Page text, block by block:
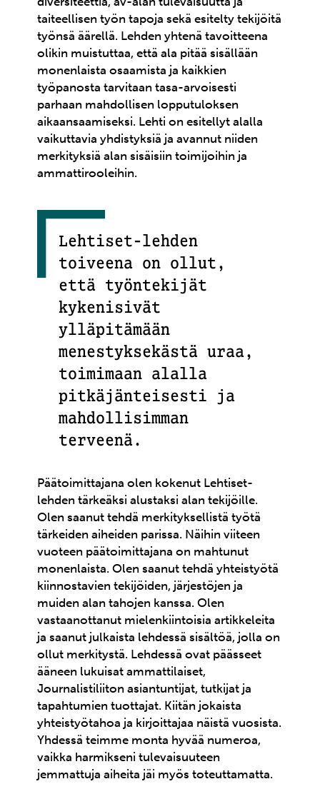
taiteellisen työn tapoja sekä esitelty tekijöitä
työnsä äärellä. Lehden yhtenä tavoitteena
olikin muistuttaa, että ala pitää sisällään
monenlaista osaamista ja kaikkien
työpanosta tarvitaan tasa-arvoisesti
parhaan mahdollisen lopputuloksen
aikaansaamiseksi. Lehti on esitellyt alalla
vaikuttavia yhdistyksiä ja avannut niiden
merkityksiä alan sisäisiin toimijoihin ja
ammattirooleihin.
Lehtiset-lehden
toiveena on ollut,
että työntekijät
kykenisivät
ylläpitämään
menestyksekästä uraa,
toimimaan alalla
pitkäjänteisesti ja
mahdollisimman
terveenä.
Päätoimittajana olen kokenut Lehtiset-
lehden tärkeäksi alustaksi alan tekijöille.
Olen saanut tehdä merkityksellistä työtä
tärkeiden aiheiden parissa. Näihin viiteen
vuoteen päätoimittajana on mahtunut
monenlaista. Olen saanut tehdä yhteistyötä
kiinnostavien tekijöiden, järjestöjen ja
muiden alan tahojen kanssa. Olen
vastaanottanut mielenkiintoisia artikkeleita
ja saanut julkaista lehdessä sisältöä, jolla on
ollut merkitystä. Lehdessä ovat päässeet
ääneen lukuisat ammattilaiset,
Journalistiliiton asiantuntijat, tutkijat ja
tapahtumien tuottajat. Kiitän jokaista
yhteistyötahoa ja kirjoittajaa näistä vuosista.
Yhdessä teimme monta hyvää numeroa,
vaikka harmikseni tulevaisuuteen
jemmattuja aiheita jäi myös toteuttamatta.